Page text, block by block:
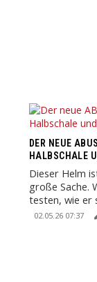
DER NEUE
HALBSCHALE
Dieser Helm
große Sache.
testen, wie er
im zweiten
02.05.26 07:37